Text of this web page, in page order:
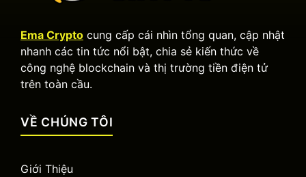
Ema Crypto cung cấp cái nhìn tổng quan, cập nhật
nhanh các tin tức nổi bật, chia sẻ kiến thức về
công nghệ blockchain và thị trường tiền điện tử
trên toàn cầu.
VỀ CHÚNG TÔI
Giới Thiệu